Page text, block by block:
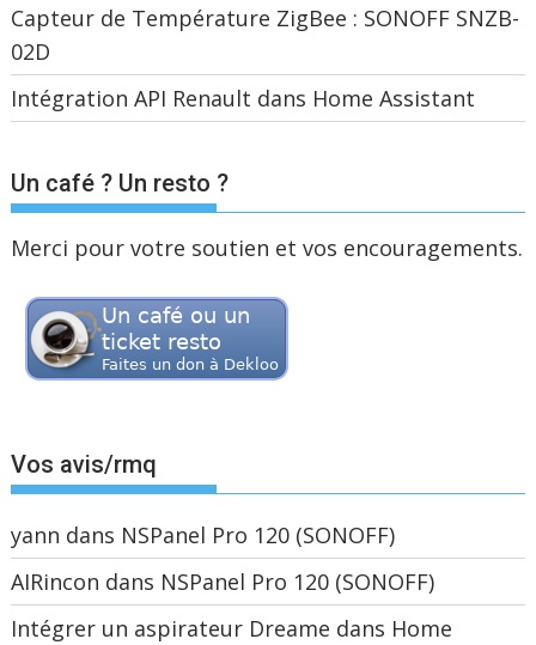
Capteur de Température ZigBee : SONOFF SNZB-
02D
Intégration API Renault dans Home Assistant
Un café ? Un resto ?
Merci pour votre soutien et vos encouragements.
Vos avis/rmq
yann dans NSPanel Pro 120 (SONOFF)
AIRincon dans NSPanel Pro 120 (SONOFF)
Intégrer un aspirateur Dreame dans Home